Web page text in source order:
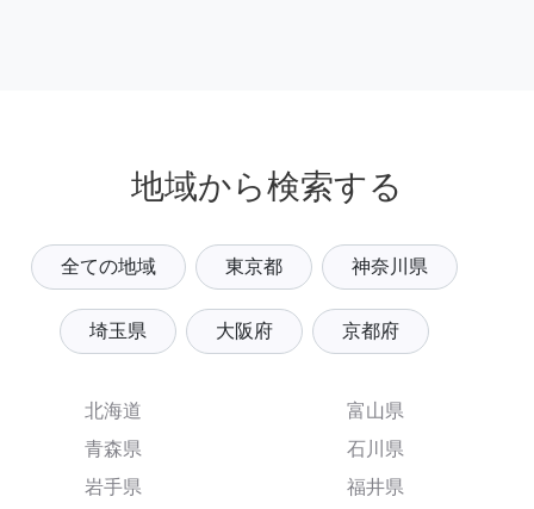
地域から検索する
全ての地域 東京都 神奈川県
埼玉県 大阪府 京都府
北海道
青森県
岩手県
富山県
石川県
福井県